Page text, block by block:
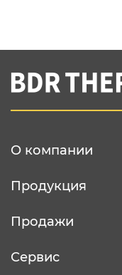
Вы
О компании
Продукция
Продажи
Сервис